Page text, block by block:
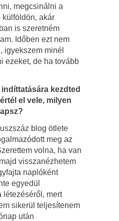
megcsinálni a
külföldön, akár
is szeretném
Időben ezt nem
igyekszem minél
ezeket, de ha tovább
kezdted
el vele, milyen
blog ötlete
meg az
volna, ha van
visszanézhetem
naplóként
egyedül
létezéséről, mert
sikerül teljesítenem
után